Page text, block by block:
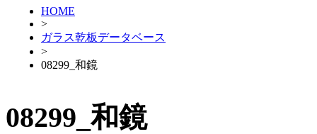
HOME
>
ガラス乾板データベース
>
08299_和鏡
08299_和鏡